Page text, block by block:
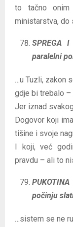
to tačno
ministarstva, do
SPREGA
paralelni
…u Tuzli, zakon
gdje bi trebalo –
Jer iznad
Dogovor koji
tišine i svoje
I koji, već
pravdu – ali to
počinju
…sistem se ne